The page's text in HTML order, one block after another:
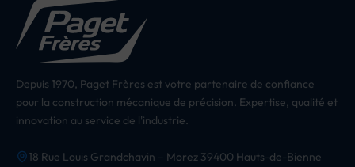
Depuis 1970, Paget Frères est votre partenaire de confiance
pour la construction mécanique de précision. Expertise, qualité et
innovation au service de l'industrie.
18 Rue Louis Grandchavin – Morez 39400 Hauts-de-Bienne